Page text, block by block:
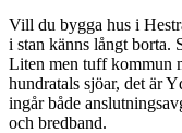
Vill du bygga hus i
i stan känns långt borta.
Liten men tuff kommun
hundratals sjöar, det är
ingår både
och bredband.